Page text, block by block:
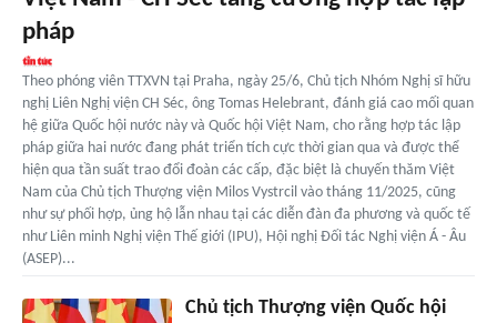
pháp
Theo phóng viên TTXVN tại Praha, ngày 25/6, Chủ tịch Nhóm Nghị sĩ hữu
nghị Liên Nghị viện CH Séc, ông Tomas Helebrant, đánh giá cao mối quan
hệ giữa Quốc hội nước này và Quốc hội Việt Nam, cho rằng hợp tác lập
pháp giữa hai nước đang phát triển tích cực thời gian qua và được thể
hiện qua tần suất trao đổi đoàn các cấp, đặc biệt là chuyến thăm Việt
Nam của Chủ tịch Thượng viện Milos Vystrcil vào tháng 11/2025, cũng
như sự phối hợp, ủng hộ lẫn nhau tại các diễn đàn đa phương và quốc tế
như Liên minh Nghị viện Thế giới (IPU), Hội nghị Đối tác Nghị viện Á - Âu
(ASEP)...
Chủ tịch Thượng viện Quốc hội